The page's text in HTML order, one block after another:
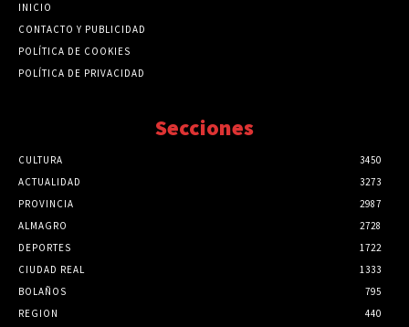
INICIO
CONTACTO Y PUBLICIDAD
POLÍTICA DE COOKIES
POLÍTICA DE PRIVACIDAD
Secciones
CULTURA
3450
ACTUALIDAD
3273
PROVINCIA
2987
ALMAGRO
2728
DEPORTES
1722
CIUDAD REAL
1333
BOLAÑOS
795
REGION
440